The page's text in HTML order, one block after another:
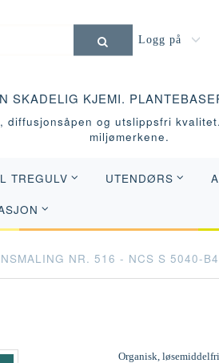
Logg på
SKADELIG KJEMI.
og utslippsfri
miljømerkene.
TREGULV UTENDØRS
NR. 516 - NCS S 5040-
Organisk,